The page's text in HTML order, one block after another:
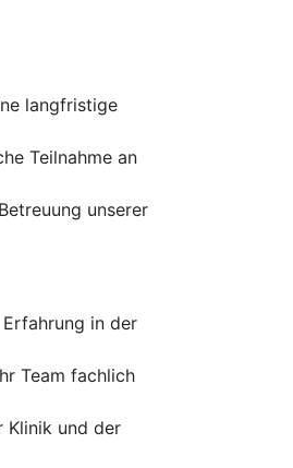
langfristige
Teilnahme an
unserer
in der
Team fachlich
Klinik und der